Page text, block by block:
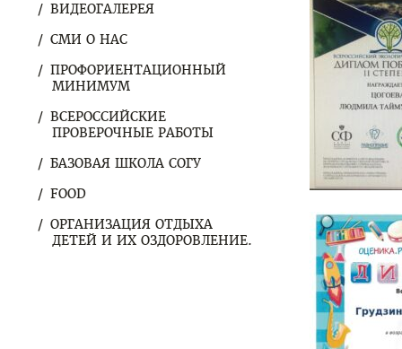
ВИДЕОГАЛЕРЕЯ
СМИ О НАС
ПРОФОРИЕНТАЦИОННЫЙ
МИНИМУМ
ВСЕРОССИЙСКИЕ
ПРОВЕРОЧНЫЕ РАБОТЫ
БАЗОВАЯ ШКОЛА СОГУ
FOOD
ОРГАНИЗАЦИЯ ОТДЫХА
ДЕТЕЙ И ИХ ОЗДОРОВЛЕНИЕ.